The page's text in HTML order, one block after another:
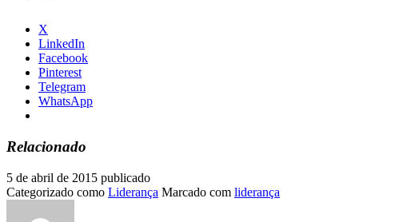
X
LinkedIn
Facebook
Pinterest
Telegram
WhatsApp
Relacionado
5 de abril de 2015 publicado
Categorizado como Liderança Marcado com liderança